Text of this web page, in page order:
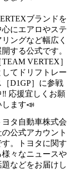
ブランドを
心にエアロやステ
リングなど幅広く
開する公式です。
TEAM VERTEX］
してドリフトレー
［D1GP］に参戦
‼︎ 応援宜しくお願
します📣
ヨタ自動車株式会
の公式アカウント
す。トヨタに関す
様々なニュースや
題などをお届けし